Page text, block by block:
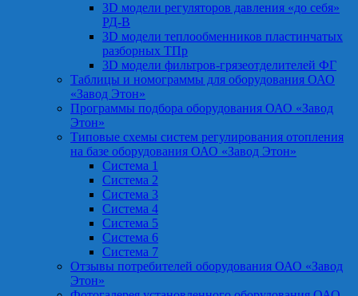
3D модели регуляторов давления «до себя»
РД-В
3D модели теплообменников пластинчатых
разборных ТПр
3D модели фильтров-грязеотделителей ФГ
Таблицы и номограммы для оборудования ОАО
«Завод Этон»
Программы подбора оборудования ОАО «Завод
Этон»
Типовые схемы систем регулирования отопления
на базе оборудования ОАО «Завод Этон»
Система 1
Система 2
Система 3
Система 4
Система 5
Система 6
Система 7
Отзывы потребителей оборудования ОАО «Завод
Этон»